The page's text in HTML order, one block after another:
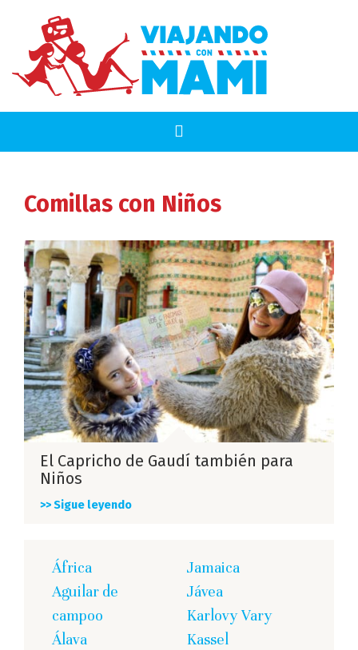
Comillas con Niños
El Capricho de Gaudí también para
Niños
>> Sigue leyendo
África
Aguilar de
campoo
Álava
Jamaica
Jávea
Karlovy Vary
Kassel